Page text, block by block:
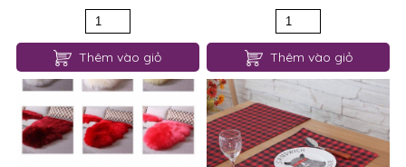
Thêm vào giỏ Thêm vào giỏ